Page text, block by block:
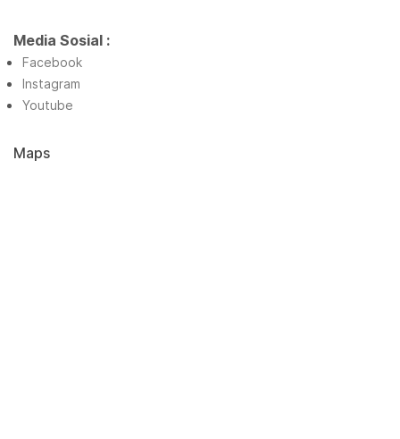
Media Sosial :
Facebook
Instagram
Youtube
Maps